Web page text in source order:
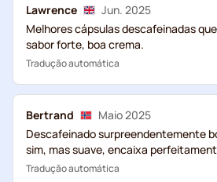
Lawrence
Jun. 2025
Melhores cápsulas descafeinadas
sabor forte, boa crema.
Tradução automática
Bertrand
Maio 2025
Descafeinado surpreendentemente
sim, mas suave, encaixa
Tradução automática